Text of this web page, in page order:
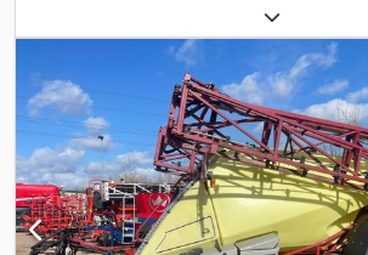
, Équipement:
ordinateur de bord, éclairage,
repliage hydraulique, moniteur de
commande, stabilisateur/roue de
réservoir d’eau, modèle monessieux, sections
repliage unilatéral droite/gauche,
de la vitesse, raccord d’aspiration, circuit des
indicateur électronique du niveau de
contrôle automatique des sections GPS
fixation supérieure (œillet), direction forcée